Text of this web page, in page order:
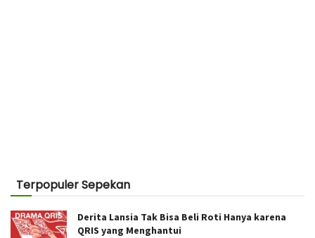
Terpopuler Sepekan
Derita Lansia Tak Bisa Beli Roti Hanya karena
QRIS yang Menghantui